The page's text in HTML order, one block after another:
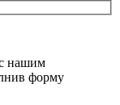
нашим
форму